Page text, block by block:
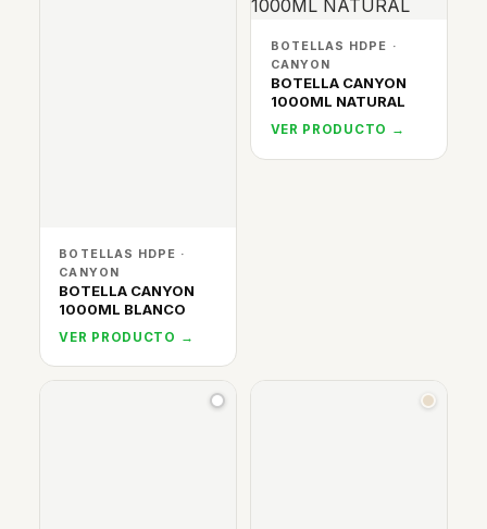
BOTELLAS HDPE ·
CANYON
BOTELLA CANYON
1000ML BLANCO
VER PRODUCTO →
BOTELLAS HDPE ·
CANYON
BOTELLA CANYON
1000ML NATURAL
VER PRODUCTO →